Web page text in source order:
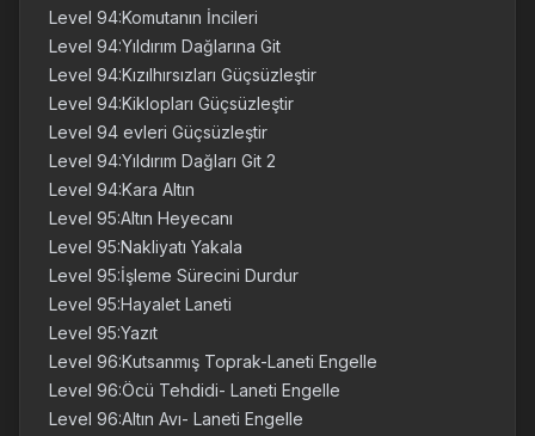
Level 94:Komutanın İncileri
Level 94:Yıldırım Dağlarına Git
Level 94:Kızılhırsızları Güçsüzleştir
Level 94:Kiklopları Güçsüzleştir
Level 94 evleri Güçsüzleştir
Level 94:Yıldırım Dağları Git 2
Level 94:Kara Altın
Level 95:Altın Heyecanı
Level 95:Nakliyatı Yakala
Level 95:İşleme Sürecini Durdur
Level 95:Hayalet Laneti
Level 95:Yazıt
Level 96:Kutsanmış Toprak-Laneti Engelle
Level 96:Öcü Tehdidi- Laneti Engelle
Level 96:Altın Avı- Laneti Engelle